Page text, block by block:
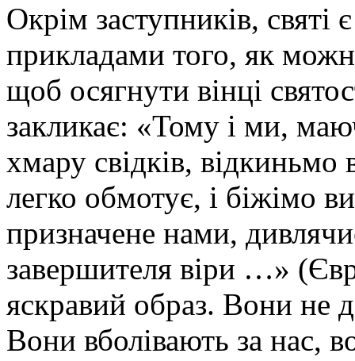
Окрім заступників, святі
прикладами того, як
щоб осягнути вінці
закликає: «Тому і ми,
хмару свідків, відкиньмо
легко обмотує, і біжімо
призначене нами,
завершителя віри …»
яскравий образ. Вони не
Вони вболівають за нас,